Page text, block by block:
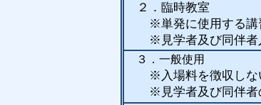
２．臨時教室
※単発に使用する講
※見学者及び同伴者
３．一般使用
※入場料を徴収しな
※見学者及び同伴